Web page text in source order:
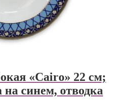
«Cairo» 22 см;
на синем, отводка